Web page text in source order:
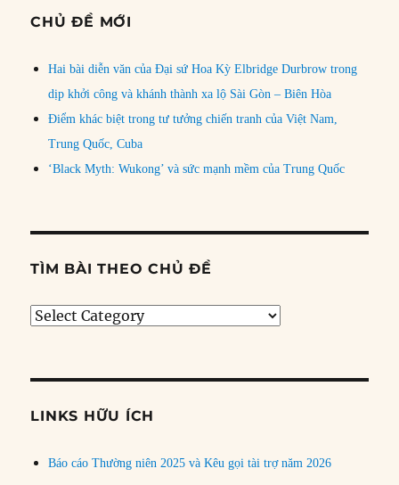
CHỦ ĐỀ MỚI
Hai bài diễn văn của Đại sứ Hoa Kỳ Elbridge Durbrow trong
dịp khởi công và khánh thành xa lộ Sài Gòn – Biên Hòa
Điểm khác biệt trong tư tưởng chiến tranh của Việt Nam,
Trung Quốc, Cuba
‘Black Myth: Wukong’ và sức mạnh mềm của Trung Quốc
TÌM BÀI THEO CHỦ ĐỀ
Tìm
đề
LINKS HỮU ÍCH
Báo cáo Thường niên 2025 và Kêu gọi tài trợ năm 2026